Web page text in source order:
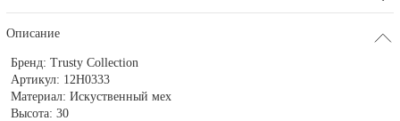
Описание
Бренд:Trusty Collection
Артикул: 12H0333
Материал:Искуственный мех
Высота:30